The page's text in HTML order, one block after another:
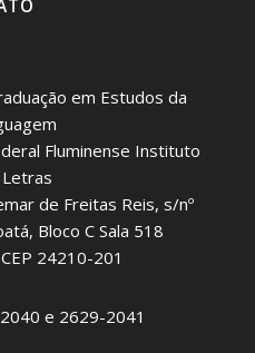
em Estudos da
Fluminense Instituto
de Freitas Reis, s/nº
Bloco C Sala 518
24210-201
e 2629-2041